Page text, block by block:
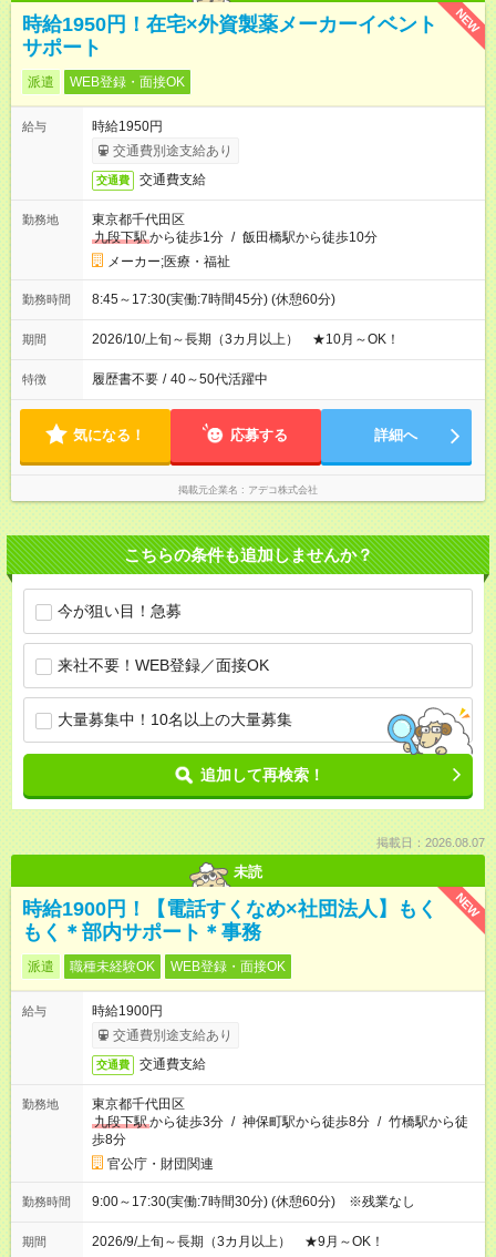
NEW
時給1950円！在宅×外資製薬メーカーイベント
サポート
派遣 WEB登録・面接OK
給与
時給1950円
交通費別途支給あり
交通費 交通費支給
勤務地
東京都千代田区
九段下駅から徒歩1分 / 飯田橋駅から徒歩10分
メーカー;医療・福祉
勤務時間 8:45～17:30(実働:7時間45分) (休憩60分)
期間 2026/10/上旬～長期（3カ月以上） ★10月～OK！
特徴 履歴書不要 / 40～50代活躍中
気になる！ 応募する 詳細へ
掲載元企業名 アデコ株式会社
こちらの条件も追加しませんか？
今が狙い目！急募
来社不要！WEB登録／面接OK
大量募集中！10名以上の大量募集
追加して再検索！
掲載日：2026.08.07
未読
NEW
時給1900円！【電話すくなめ×社団法人】もく
もく＊部内サポート＊事務
派遣 職種未経験OK WEB登録・面接OK
給与
時給1900円
交通費別途支給あり
交通費 交通費支給
勤務地
東京都千代田区
九段下駅から徒歩3分 / 神保町駅から徒歩8分 / 竹橋駅から徒
歩8分
官公庁・財団関連
勤務時間 9:00～17:30(実働:7時間30分) (休憩60分) ※残業なし
期間 2026/9/上旬～長期（3カ月以上） ★9月～OK！